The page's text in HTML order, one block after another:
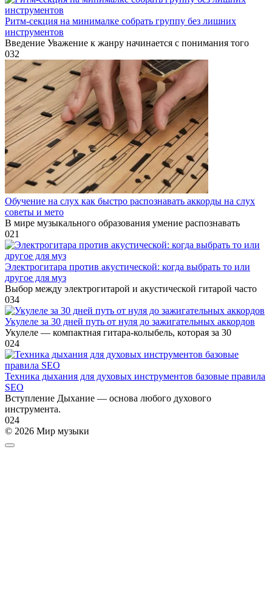
Ритм-секция на минималке собрать группу без лишних
инструментов
Введение Уважение к жанру начинается с понимания того
032
Обучение на слух как быстро распознавать аккорды на слух
советы и мето
В мире музыкального образования умение распознавать
021
Электрогитара против акустической: когда выбрать то или
другое для муз
Выбор между электрогитарой и акустической гитарой часто
034
Укулеле за 30 дней путь от нуля до зажигательных аккордов
Укулеле — компактная гитара-колыбель, которая за 30
024
Техника дыхания для духовых инструментов базовые правила
SEO
Вступление Дыхание — основа любого духового
инструмента.
024
© 2026 Мир музыки